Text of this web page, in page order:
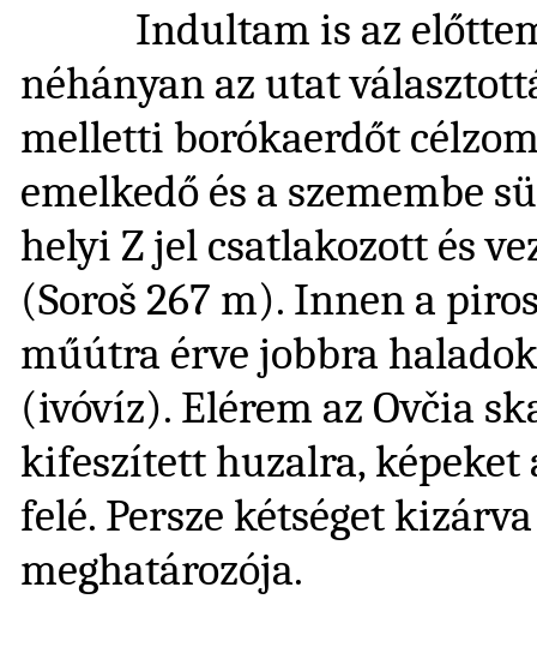
Indultam is az előttem
néhányan az utat
melletti borókaerdőt
emelkedő és a szemembe
helyi Z jel csatlakozott és
(Soroš 267 m). Innen a
műútra érve jobbra
(ivóvíz). Elérem az Ovčia
kifeszített huzalra, képeket
felé. Persze kétséget
meghatározója.